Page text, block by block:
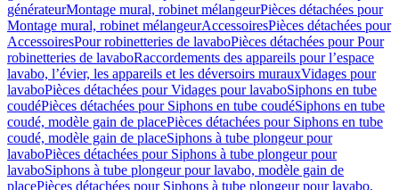
générateurMontage mural, robinet mélangeurPièces détachées pour
Montage mural, robinet mélangeurAccessoiresPièces détachées pour
AccessoiresPour robinetteries de lavaboPièces détachées pour Pour
robinetteries de lavaboRaccordements des appareils pour l’espace
lavabo, l’évier, les appareils et les déversoirs murauxVidages pour
lavaboPièces détachées pour Vidages pour lavaboSiphons en tube
coudéPièces détachées pour Siphons en tube coudéSiphons en tube
coudé, modèle gain de placePièces détachées pour Siphons en tube
coudé, modèle gain de placeSiphons à tube plongeur pour
lavaboPièces détachées pour Siphons à tube plongeur pour
lavaboSiphons à tube plongeur pour lavabo, modèle gain de
placePièces détachées pour Siphons à tube plongeur pour lavabo,